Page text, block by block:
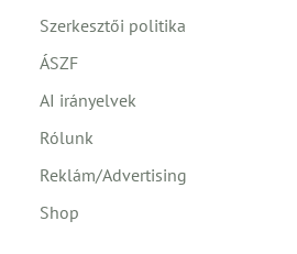
Szerkesztői politika
ÁSZF
AI irányelvek
Rólunk
Reklám/Advertising
Shop